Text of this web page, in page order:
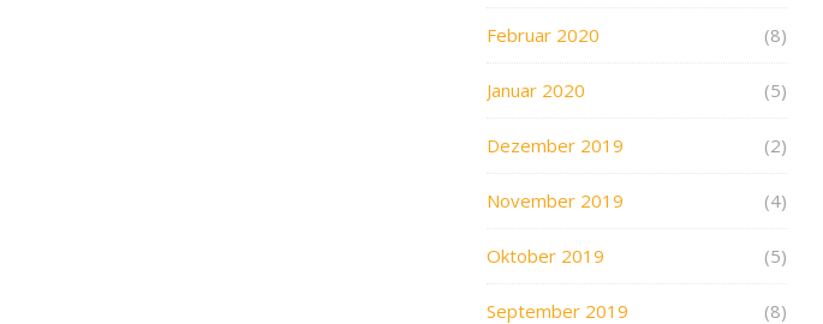
Februar 2020 (8)
Januar 2020 (5)
Dezember 2019 (2)
November 2019 (4)
Oktober 2019 (5)
September 2019 (8)